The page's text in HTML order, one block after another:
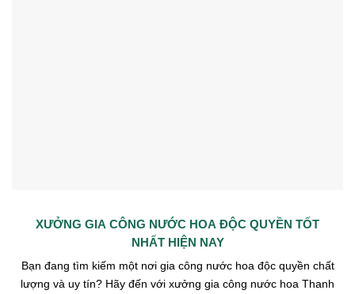
XƯỞNG GIA CÔNG NƯỚC HOA ĐỘC QUYỀN TỐT
NHẤT HIỆN NAY
Bạn đang tìm kiếm một nơi gia công nước hoa độc quyền chất
lượng và uy tín? Hãy đến với xưởng gia công nước hoa Thanh